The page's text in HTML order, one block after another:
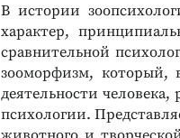
В истории
характер,
сравнительной
зооморфизм, который,
деятельности
психологии.